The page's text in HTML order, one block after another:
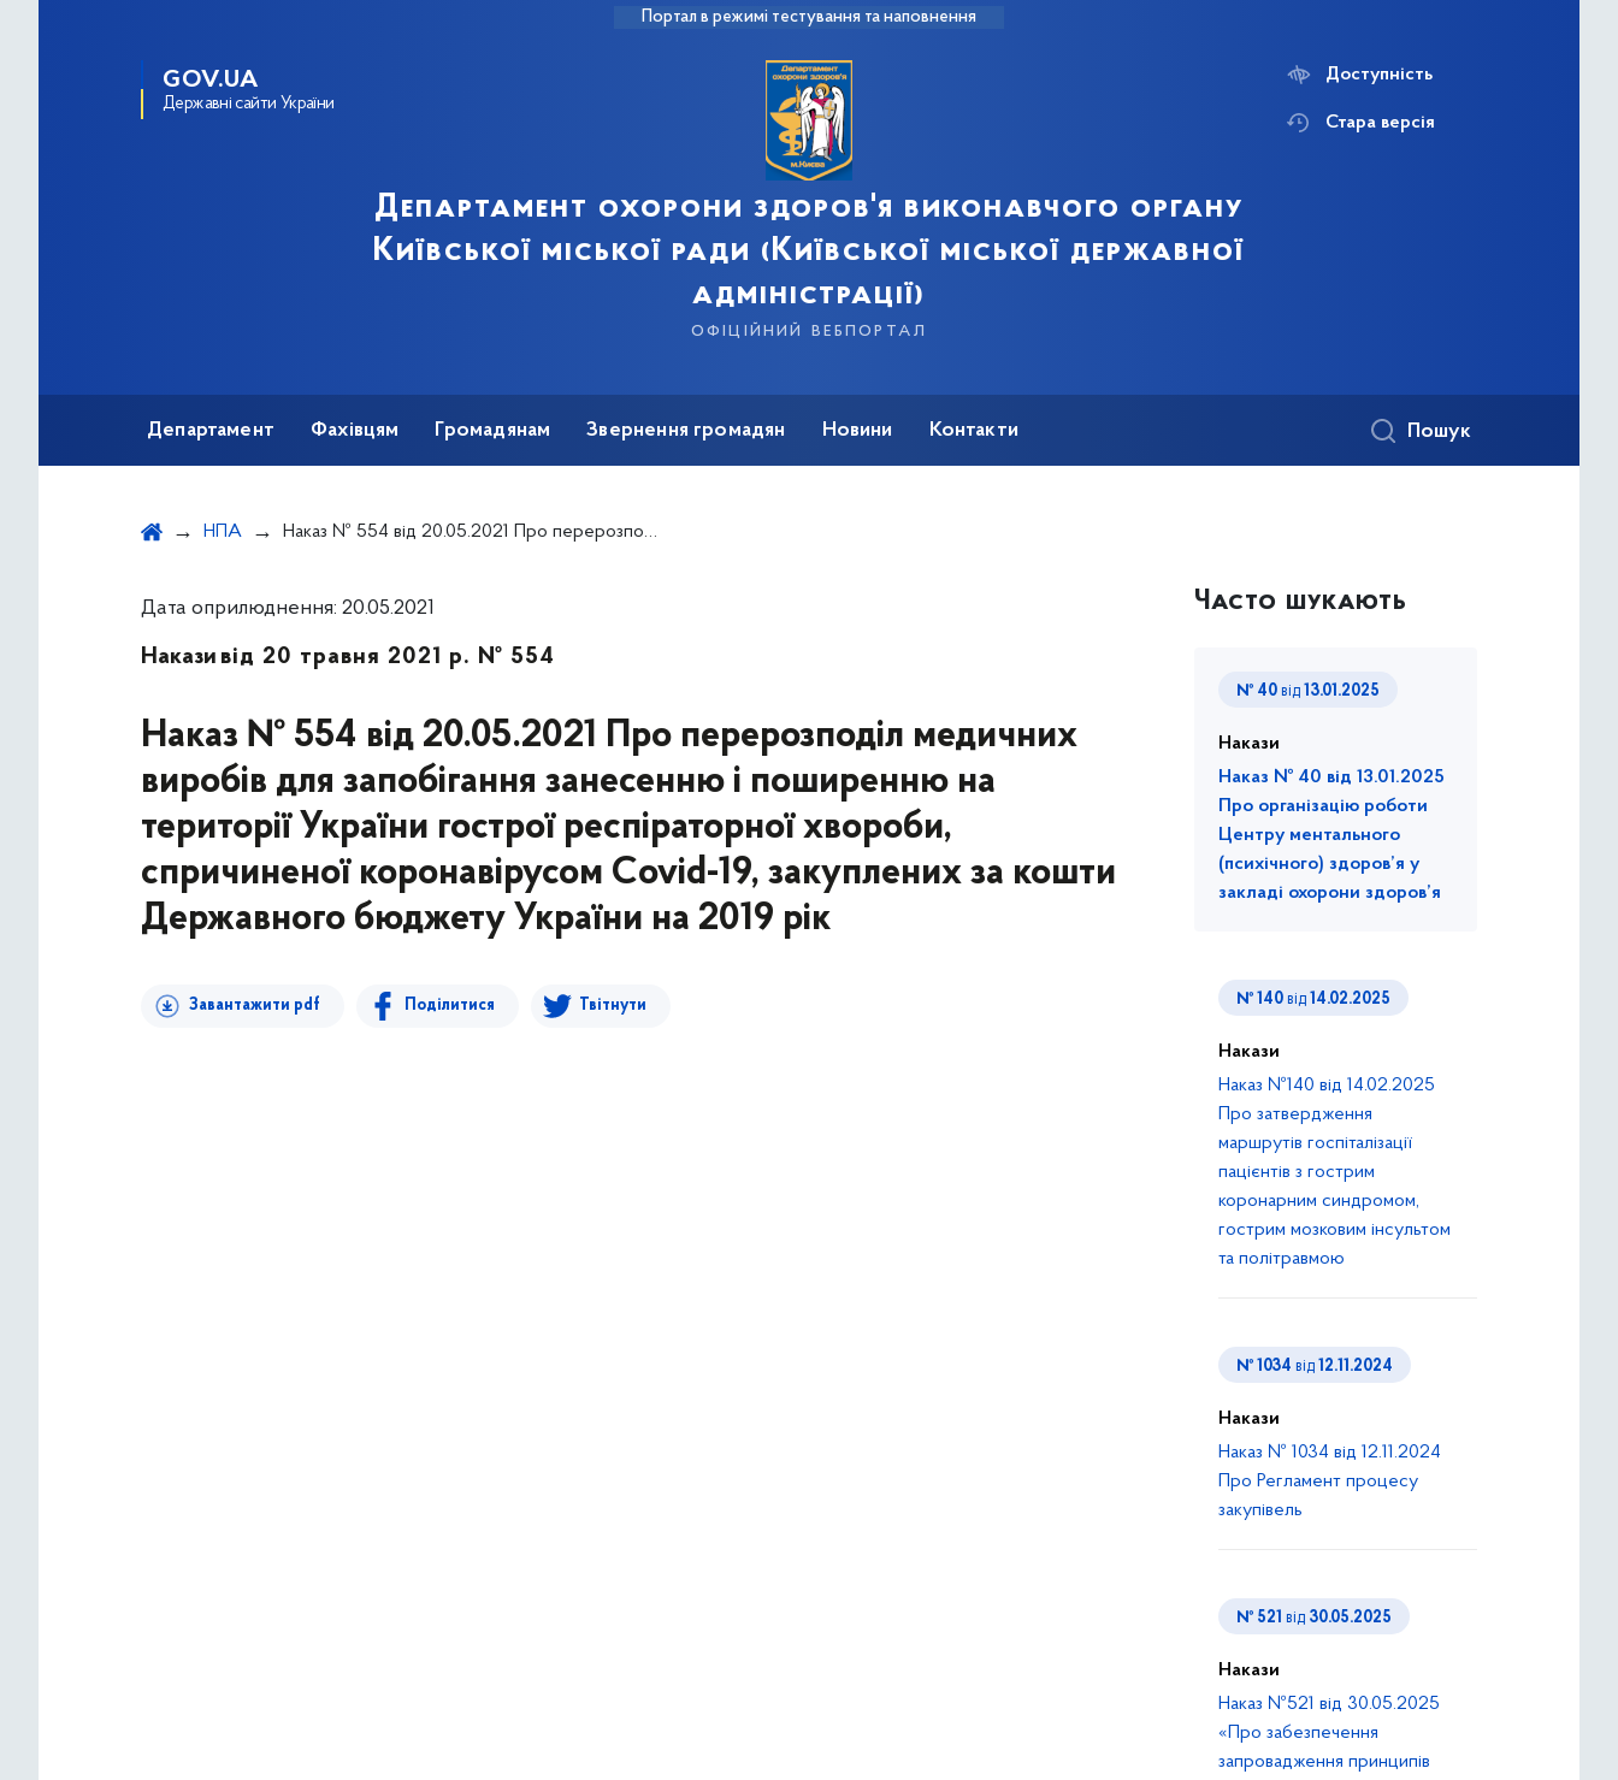
Портал в режимі тестування та наповнення
GOV.UA
Державні сайти України
Департамент охорони здоров'я виконавчого органу
Київської міської ради (Київської міської державної
адміністрації)
офіційний вебпортал
Доступність
Стара версія
Департамент Фахівцям Громадянам Звернення громадян Новини Контакти Пошук
НПА Наказ № 554 від 20.05.2021 Про перерозподіл медичних виробів для запобігання занесенню і поширенню на території України гострої респіраторної хвороби, спричиненої коронавірусом Covid-19, закуплених за кошти Державного бюджету України на 2019 рік
Дата оприлюднення: 20.05.2021
Накази від 20 травня 2021 р. № 554
Наказ № 554 від 20.05.2021 Про перерозподіл медичних
виробів для запобігання занесенню і поширенню на
території України гострої респіраторної хвороби,
спричиненої коронавірусом Covid-19, закуплених за кошти
Державного бюджету України на 2019 рік
Завантажити pdf Поділитися Твітнути
Часто шукають
№ 40 від 13.01.2025
Накази
Наказ № 40 від 13.01.2025
Про організацію роботи
Центру ментального
(психічного) здоров’я у
закладі охорони здоров’я
№ 140 від 14.02.2025
Накази
Наказ №140 від 14.02.2025
Про затвердження
маршрутів госпіталізації
пацієнтів з гострим
коронарним синдромом,
гострим мозковим інсультом
та політравмою
№ 1034 від 12.11.2024
Накази
Наказ № 1034 від 12.11.2024
Про Регламент процесу
закупівель
№ 521 від 30.05.2025
Накази
Наказ №521 від 30.05.2025
«Про забезпечення
запровадження принципів